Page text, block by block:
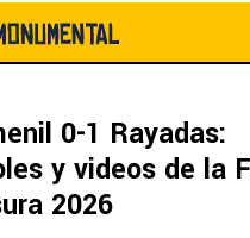
0-1 Rayadas:
y videos de la
2026